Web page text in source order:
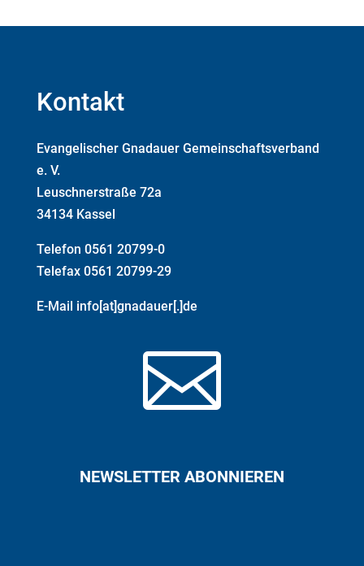
Kontakt
Evangelischer Gnadauer Gemeinschaftsverband
e. V.
Leuschnerstraße 72a
34134 Kassel
Telefon 0561 20799-0
Telefax 0561 20799-29
E-Mail info[at]gnadauer[.]de

NEWSLETTER ABONNIEREN